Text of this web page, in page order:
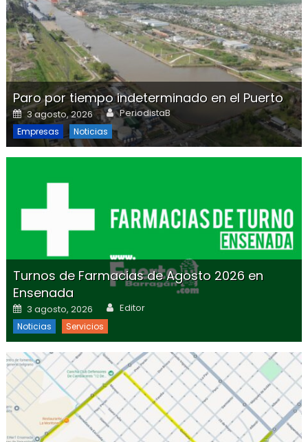
Paro por tiempo indeterminado en el Puerto
Posted on
3 agosto, 2026 Author
PeriodistaB
Empresas Noticias
Turnos de Farmacias de Agosto 2026 en
Ensenada
Posted on
3 agosto, 2026 Author
Editor
Noticias Servicios